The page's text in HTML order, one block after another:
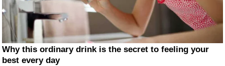
Why this ordinary drink is the secret to feeling your
best every day